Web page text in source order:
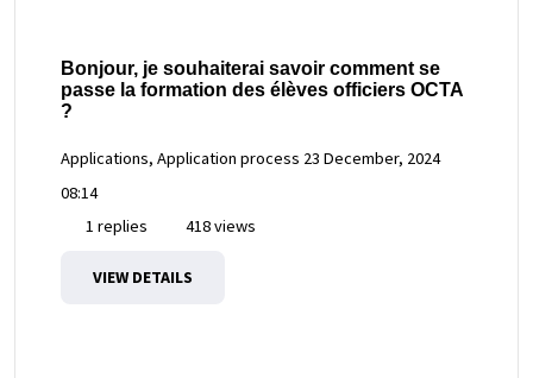
Bonjour, je souhaiterai savoir comment se
passe la formation des élèves officiers OCTA
?
Applications, Application process 23 December, 2024
08:14
1 replies
418 views
VIEW DETAILS